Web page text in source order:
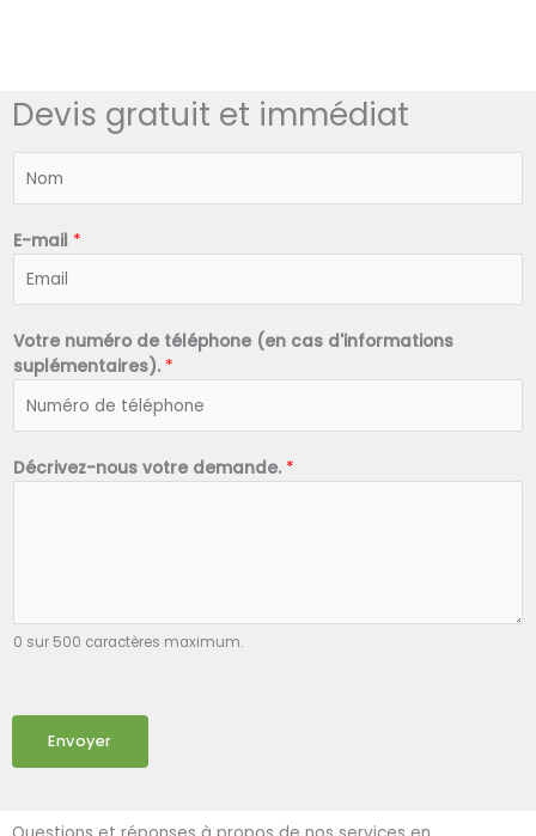
Devis gratuit et immédiat
*
E-mail *
Votre numéro de téléphone (en cas d'informations
suplémentaires). *
Décrivez-nous votre demande. *
0 sur 500 caractères maximum.
Envoyer